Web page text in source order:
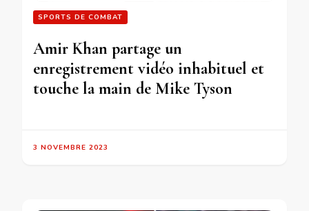
SPORTS DE COMBAT
Amir Khan partage un
enregistrement vidéo inhabituel et
touche la main de Mike Tyson
3 NOVEMBRE 2023